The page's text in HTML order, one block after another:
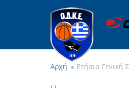
Αρχή Ετήσια Γενική
‹ ›